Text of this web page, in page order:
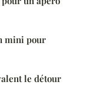
mini pour
le détour